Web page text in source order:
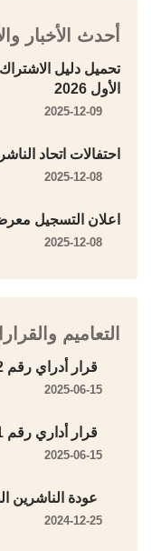
أحدث الأخبار
تحميل دليل
الأول 2026
2025-12-09
احتفالات اتحاد
2025-12-08
اعلان التسجيل معرض
2025-12-08
التعاميم
قرار أدراي رقم 2
2025-06-15
قرار أداري رقم 1
2025-06-15
عودة الناشرين
2024-12-25